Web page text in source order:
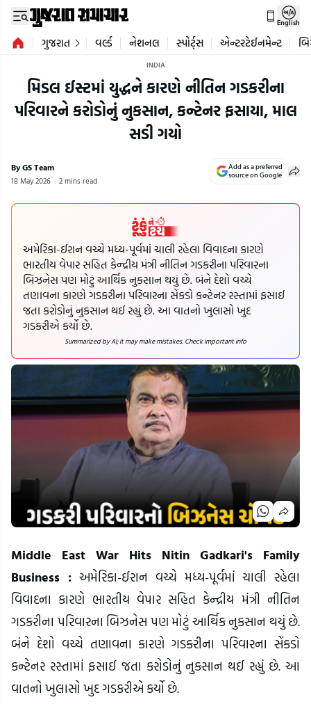
English
ગુજરાત વર્લ્ડ નેશનલ સ્પોર્ટ્સ એન્ટરટેઈનમેન્ટ
INDIA
મિડલ ઈસ્ટમાં યુદ્ધને કારણે નીતિન ગડકરીના
પરિવારને કરોડોનું નુકસાન, કન્ટેનર ફસાયા, માલ
સડી ગયો
By GS Team
18 May 2026 2 mins read
Add as a preferred
source on Google
અમેરિકા-ઈરાન વચ્ચે મધ્ય-પૂર્વમાં ચાલી રહેલા વિવાદના કારણે
ભારતીય વેપાર સહિત કેન્દ્રીય મંત્રી નીતિન ગડકરીના પરિવારના
બિઝનેસ પણ મોટું આર્થિક નુકસાન થયું છે. બંને દેશો વચ્ચે
તણાવના કારણે ગડકરીના પરિવારના સેંકડો કન્ટેનર રસ્તામાં ફસાઈ
જતા કરોડોનું નુકસાન થઈ રહ્યું છે. આ વાતનો ખુલાસો ખુદ
ગડકરીએ કર્યો છે.
Summarized by AI; it may make mistakes. Check important info
Middle East War Hits Nitin Gadkari's Family
Business :અમેરિકા-ઈરાન વચ્ચે મધ્ય-પૂર્વમાં ચાલી રહેલા
વિવાદના કારણે ભારતીય વેપાર સહિત કેન્દ્રીય મંત્રી નીતિન
ગડકરીના પરિવારના બિઝનેસ પણ મોટું આર્થિક નુકસાન થયું છે.
બંને દેશો વચ્ચે તણાવના કારણે ગડકરીના પરિવારના સેંકડો
કન્ટેનર રસ્તામાં ફસાઈ જતા કરોડોનું નુકસાન થઈ રહ્યું છે. આ
વાતનો ખુલાસો ખુદ ગડકરીએ કર્યો છે.